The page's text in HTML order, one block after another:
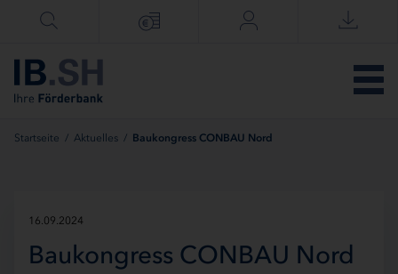
Menü überspringen
Startseite / Aktuelles / Baukongress CONBAU Nord
16.09.2024
Baukongress CONBAU Nord